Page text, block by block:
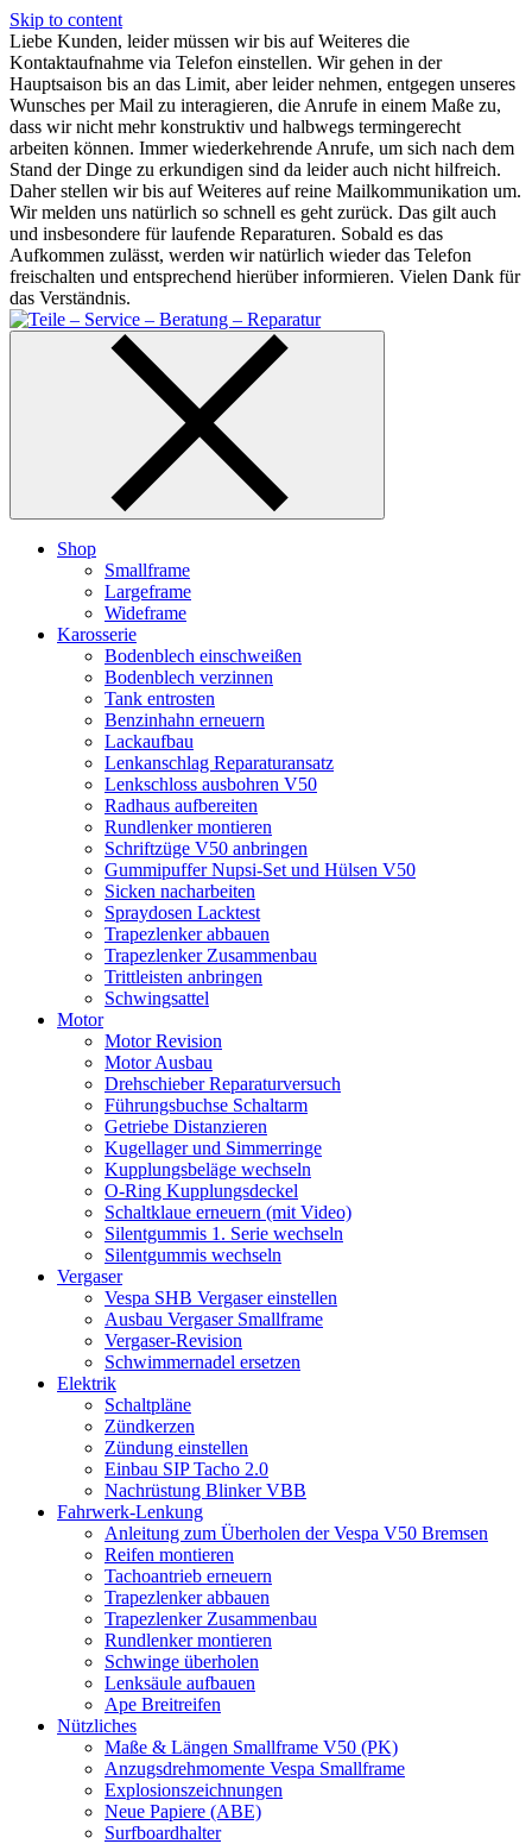
Skip to content
Liebe Kunden, leider müssen wir bis auf Weiteres die
Kontaktaufnahme via Telefon einstellen. Wir gehen in der
Hauptsaison bis an das Limit, aber leider nehmen, entgegen unseres
Wunsches per Mail zu interagieren, die Anrufe in einem Maße zu,
dass wir nicht mehr konstruktiv und halbwegs termingerecht
arbeiten können. Immer wiederkehrende Anrufe, um sich nach dem
Stand der Dinge zu erkundigen sind da leider auch nicht hilfreich.
Daher stellen wir bis auf Weiteres auf reine Mailkommunikation um.
Wir melden uns natürlich so schnell es geht zurück. Das gilt auch
und insbesondere für laufende Reparaturen. Sobald es das
Aufkommen zulässt, werden wir natürlich wieder das Telefon
freischalten und entsprechend hierüber informieren. Vielen Dank für
das Verständnis.
Shop
Smallframe
Largeframe
Wideframe
Karosserie
Bodenblech einschweißen
Bodenblech verzinnen
Tank entrosten
Benzinhahn erneuern
Lackaufbau
Lenkanschlag Reparaturansatz
Lenkschloss ausbohren V50
Radhaus aufbereiten
Rundlenker montieren
Schriftzüge V50 anbringen
Gummipuffer Nupsi-Set und Hülsen V50
Sicken nacharbeiten
Spraydosen Lacktest
Trapezlenker abbauen
Trapezlenker Zusammenbau
Trittleisten anbringen
Schwingsattel
Motor
Motor Revision
Motor Ausbau
Drehschieber Reparaturversuch
Führungsbuchse Schaltarm
Getriebe Distanzieren
Kugellager und Simmerringe
Kupplungsbeläge wechseln
O-Ring Kupplungsdeckel
Schaltklaue erneuern (mit Video)
Silentgummis 1. Serie wechseln
Silentgummis wechseln
Vergaser
Vespa SHB Vergaser einstellen
Ausbau Vergaser Smallframe
Vergaser-Revision
Schwimmernadel ersetzen
Elektrik
Schaltpläne
Zündkerzen
Zündung einstellen
Einbau SIP Tacho 2.0
Nachrüstung Blinker VBB
Fahrwerk-Lenkung
Anleitung zum Überholen der Vespa V50 Bremsen
Reifen montieren
Tachoantrieb erneuern
Trapezlenker abbauen
Trapezlenker Zusammenbau
Rundlenker montieren
Schwinge überholen
Lenksäule aufbauen
Ape Breitreifen
Nützliches
Maße & Längen Smallframe V50 (PK)
Anzugsdrehmomente Vespa Smallframe
Explosionszeichnungen
Neue Papiere (ABE)
Surfboardhalter